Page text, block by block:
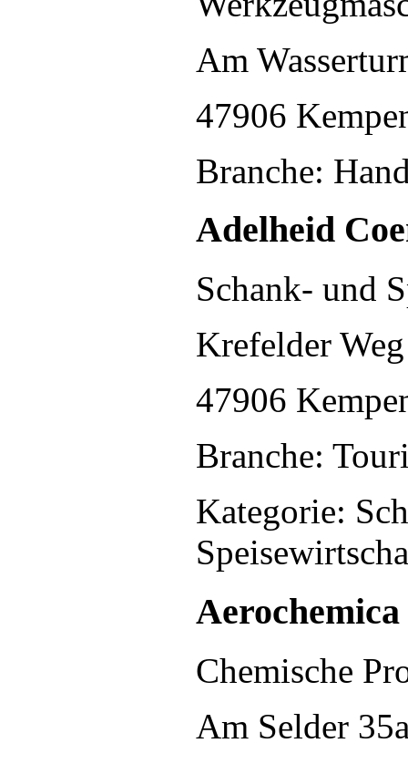
Am
47906
Branche:
Adelheid
Schank- und
Krefelder
47906
Branche:
Kategorie:
Chemische
Am Selder